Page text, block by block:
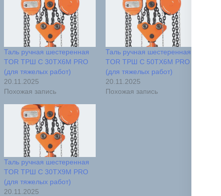
Таль ручная шестеренная
TOR ТРШ C 30ТХ6М PRO
(для тяжелых работ)
20.11.2025
Похожая запись
Таль ручная шестеренная
TOR ТРШ C 50ТХ6М PRO
(для тяжелых работ)
20.11.2025
Похожая запись
Таль ручная шестеренная
TOR ТРШ C 30ТХ9М PRO
(для тяжелых работ)
20.11.2025